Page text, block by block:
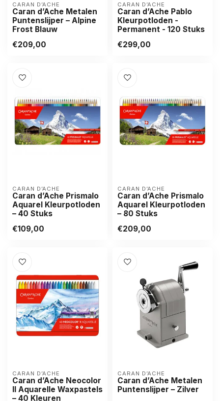
CARAN D’ACHE
Caran d’Ache Metalen
Puntenslijper – Alpine
Frost Blauw
€209,00
CARAN D’ACHE
Caran d’Ache Pablo
Kleurpotloden -
Permanent - 120 Stuks
€299,00
CARAN D’ACHE
Caran d’Ache Prismalo
Aquarel Kleurpotloden
– 40 Stuks
€109,00
CARAN D’ACHE
Caran d’Ache Prismalo
Aquarel Kleurpotloden
– 80 Stuks
€209,00
CARAN D’ACHE
Caran d’Ache Neocolor
II Aquarelle Waxpastels
– 40 Kleuren
CARAN D’ACHE
Caran d’Ache Metalen
Puntenslijper – Zilver